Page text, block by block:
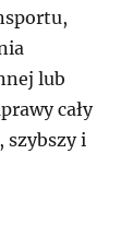
lub
cały
szybszy i